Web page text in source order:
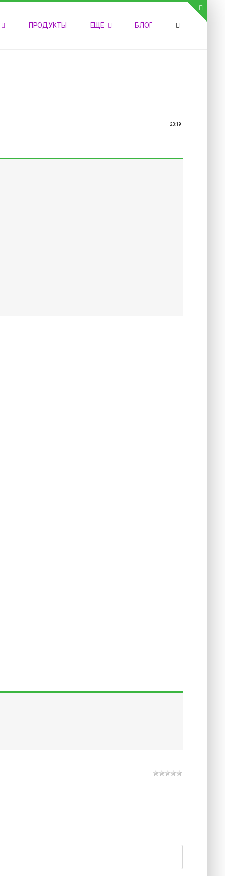
СВЯЗЬ С АДМИНИСТРАЦИЕЙ САЙТА
Телефон:ПРОДУКТЫ ЕЩЁ БЛОГ
23:19